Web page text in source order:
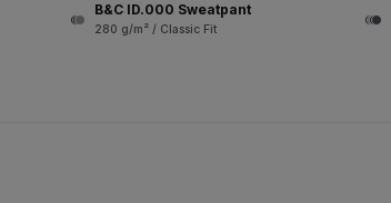
B&C ID.000 Sweatpant
280 g/m² / Classic Fit